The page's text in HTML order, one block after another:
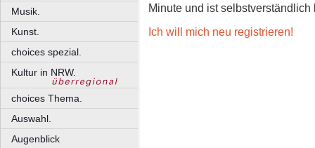
Musik.
Kunst.
choices spezial.
Kultur in NRW.
choices Thema.
Auswahl.
Augenblick
Minute und ist selbstverständlich
Ich will mich neu registrieren!